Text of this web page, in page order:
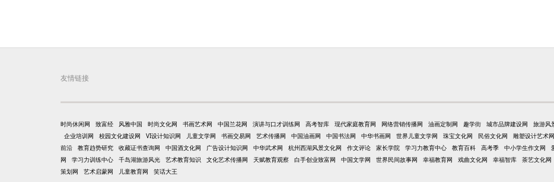
友情链接
时尚休闲网 致富经 风雅中国 时尚文化网 书画艺术网 中国兰花网 演讲与口才训练网 高考智库 现代家庭教育网 网络营销传播网 油画定制网 趣学街 城市品牌建设网 旅游风
企业培训网
校园文化建设网 VI设计知识网 儿童文学网 书画交易网 艺术传播网 中国油画网 中国书法网 中华书画网 世界儿童文学网 珠宝文化网 民俗文化网 雕塑设计艺术网
前沿
教育趋势研究 收藏证书查询网 中国酒文化网 广告设计知识网 中华武术网 杭州西湖风景文化网 作文评论 家长学院 学习力教育中心 教育百科 高考季 中小学生作文网
网
学习力训练中心 千岛湖旅游风光 艺术教育知识 文化艺术传播网 天赋教育观察 白手创业致富网 中国文学网 世界民间故事网 幸福教育网 戏曲文化网 幸福智库 茶艺文化网
策划网
艺术启蒙网 儿童教育网 笑话大王